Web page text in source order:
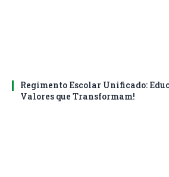
Regimento Escolar Unificado:
Valores que Transformam!